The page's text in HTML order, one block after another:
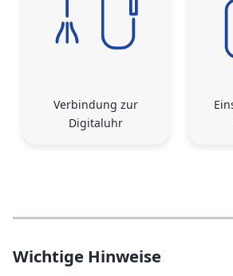
Verbindung zur
Digitaluhr
Wichtige Hinweise